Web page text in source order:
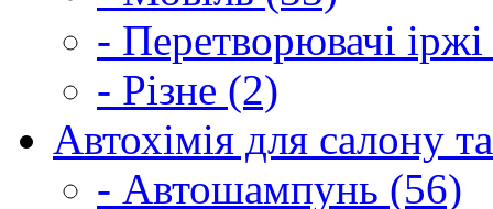
- Перетворювачі
- Різне (2)
Автохімія для салону
- Автошампунь (56)